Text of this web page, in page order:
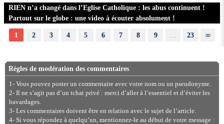
RIEN n’a changé dans l’Eglise Catholique : les abus continuent !
Partout sur le globe : une video à écouter absolument !
1 2 3 4 5 6 7 8 9 … 23 ∞
Règles de modération des commentaires
1- Vous pouvez poster un commentaire avec votre nom ou un pseudonyme.
2- Il ne s’agit pas d’un tchat privé : merci d’aller à l’essentiel et d’éviter les
bavardages.
3- Les commentaires doivent être en relation avec le sujet de l’article.
4- Si vous répondez à quelqu’un, mentionnez-le au début de votre message :